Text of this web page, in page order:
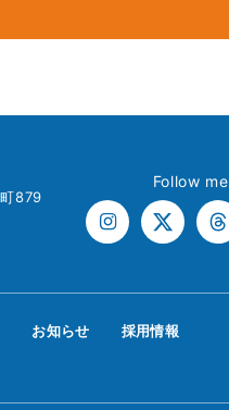
879
Follow me
お知らせ
採用情報